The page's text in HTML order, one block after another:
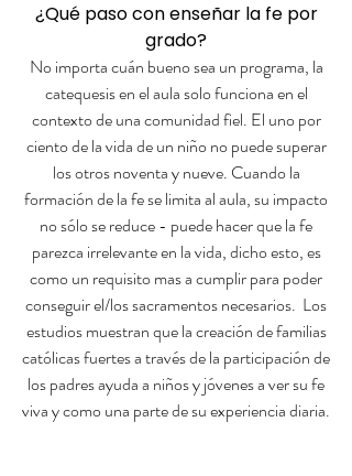
¿Qué paso con enseñar la fe por
grado?
No importa cuán bueno sea un programa, la
catequesis en el aula solo funciona en el
contexto de una comunidad fiel. El uno por
ciento de la vida de un niño no puede superar
los otros noventa y nueve. Cuando la
formación de la fe se limita al aula, su impacto
no sólo se reduce - puede hacer que la fe
parezca irrelevante en la vida, dicho esto, es
como un requisito mas a cumplir para poder
conseguir el/los sacramentos necesarios. Los
estudios muestran que la creación de familias
católicas fuertes a través de la participación de
los padres ayuda a niños y jóvenes a ver su fe
viva y como una parte de su experiencia diaria.